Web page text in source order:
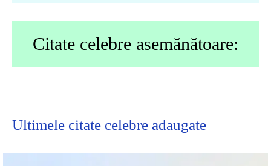
Citate celebre asemănătoare:
Ultimele citate celebre adaugate